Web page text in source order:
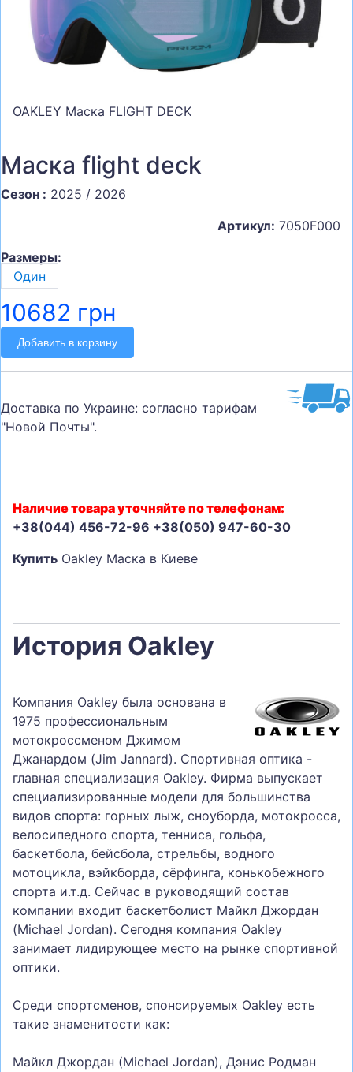
СУМКИ
ШЛЕМЫ, ЗАЩИТА, ОЧКИ
БЕГ, ФИТНЕС, МЯЧИ
ТЕННИС, БАДМИНТОН
ВОДНЫЕ ВИДЫ СПОРТА
OAKLEY Маска FLIGHT DECK
Маска flight deck
Сезон : 2025 / 2026
Артикул: 7050F000
Размеры:
Один
10682 грн
Добавить в корзину
Доставка по Украине: согласно тарифам
"Новой Почты".
Наличие товара уточняйте по телефонам:
+38(044) 456-72-96 +38(050) 947-60-30
Купить Oakley Маска в Киеве
История Oakley
Компания Oakley была основана в
1975 профессиональным
мотокроссменом Джимом
Джанардом (Jim Jannard). Спортивная оптика -
главная специализация Oakley. Фирма выпускает
специализированные модели для большинства
видов спорта: горных лыж, сноуборда, мотокросса,
велосипедного спорта, тенниса, гольфа,
баскетбола, бейсбола, стрельбы, водного
мотоцикла, вэйкборда, сёрфинга, конькобежного
спорта и.т.д. Сейчас в руководящий состав
компании входит баскетболист Майкл Джордан
(Michael Jordan). Сегодня компания Oakley
занимает лидирующее место на рынке спортивной
оптики.
Среди спортсменов, спонсируемых Oakley есть
такие знаменитости как:
Майкл Джордан (Michael Jordan), Дэнис Родман